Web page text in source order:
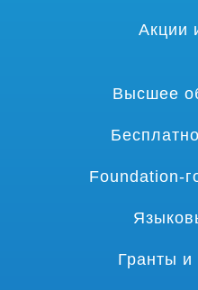
Акции
Высшее
Foundation-
Гранты и